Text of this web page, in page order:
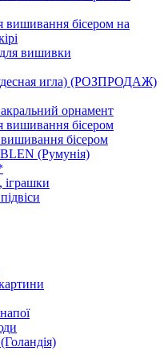
вишивання бісером на
вишивки
игла) (РОЗПРОДАЖ)
орнамент
вишивання бісером
бісером
(Румунія)
іграшки